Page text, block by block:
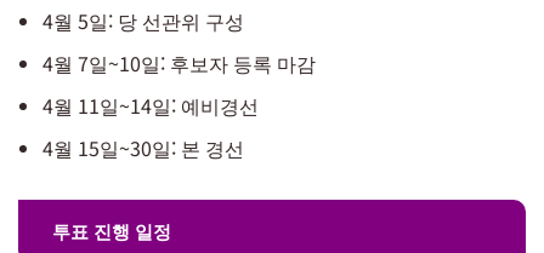
4월 5일: 당 선관위 구성
4월 7일~10일: 후보자 등록 마감
4월 11일~14일: 예비경선
4월 15일~30일: 본 경선
투표 진행 일정